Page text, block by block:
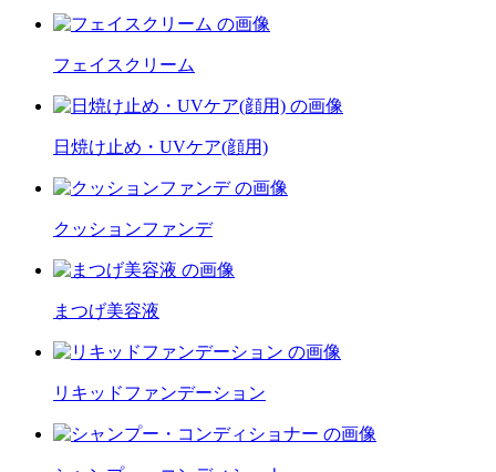
フェイスクリーム
日焼け止め・UVケア(顔用)
クッションファンデ
まつげ美容液
リキッドファンデーション